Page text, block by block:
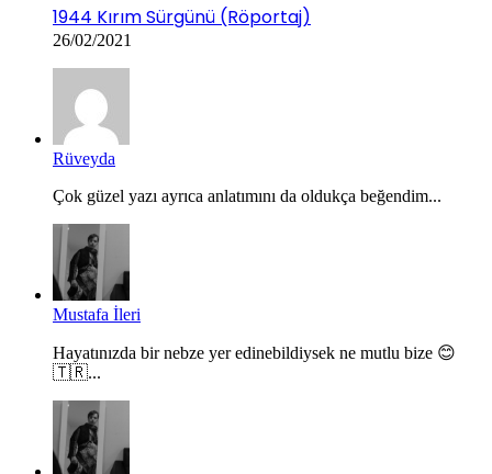
1944 Kırım Sürgünü (Röportaj)
26/02/2021
Rüveyda
Çok güzel yazı ayrıca anlatımını da oldukça beğendim...
Mustafa İleri
Hayatınızda bir nebze yer edinebildiysek ne mutlu bize 😊
🇹🇷...